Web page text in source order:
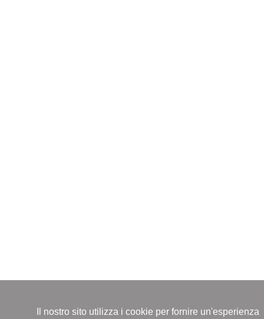
Il nostro sito utilizza i cookie per fornire un'esperienza